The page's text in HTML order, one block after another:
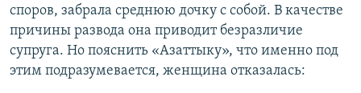
споров, забрала среднюю дочку с собой. В качестве
причины развода она приводит безразличие
супруга. Но пояснить «Азаттыку», что именно под
этим подразумевается, женщина отказалась: